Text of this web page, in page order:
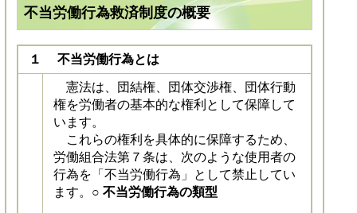
不当労働行為救済制度の概要
１ 不当労働行為とは
憲法は、団結権、団体交渉権、団体行動
権を労働者の基本的な権利として保障して
います。
これらの権利を具体的に保障するため、
労働組合法第７条は、次のような使用者の
行為を「不当労働行為」として禁止してい
ます。 ○ 不当労働行為の類型